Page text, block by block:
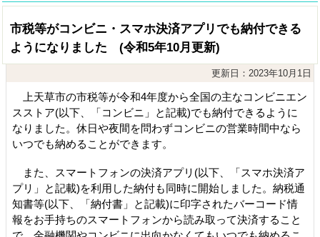
市税等がコンビニ・スマホ決済アプリでも納付できる
ようになりました (令和5年10月更新)
更新日：2023年10月1日
上天草市の市税等が令和4年度から全国の主なコンビニエン
スストア(以下、「コンビニ」と記載)でも納付できるように
なりました。休日や夜間を問わずコンビニの営業時間中なら
いつでも納めることができます。
また、スマートフォンの決済アプリ(以下、「スマホ決済ア
プリ」と記載)を利用した納付も同時に開始しました。納税通
知書等(以下、「納付書」と記載)に印字されたバーコード情
報をお手持ちのスマートフォンから読み取って決済すること